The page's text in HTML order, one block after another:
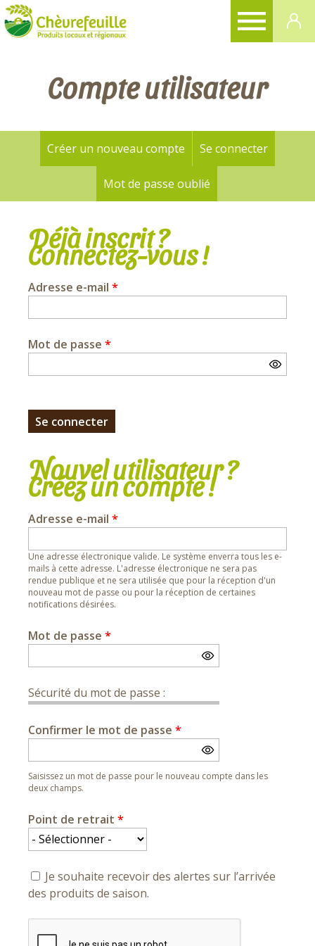
Compte utilisateur
Onglets
principaux
Créer un nouveau compte Se connecter(onglet
Mot de passe oublié
Déjà inscrit ?
Connectez-vous !
Adresse e-mail *
Mot de passe *
Nouvel utilisateur ?
Créez un compte !
Adresse e-mail *
Une adresse électronique valide. Le système enverra tous les e-
mails à cette adresse. L'adresse électronique ne sera pas
rendue publique et ne sera utilisée que pour la réception d'un
nouveau mot de passe ou pour la réception de certaines
notifications désirées.
Mot de passe *
Sécurité du mot de passe :
Confirmer le mot de passe *
Saisissez un mot de passe pour le nouveau compte dans les
deux champs.
Point de retrait *
Je souhaite recevoir des alertes sur l’arrivée
des produits de saison.